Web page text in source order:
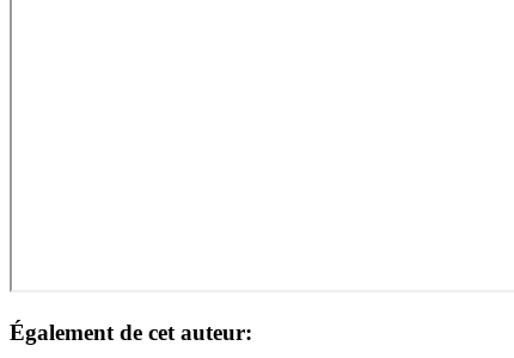
Également de cet auteur: